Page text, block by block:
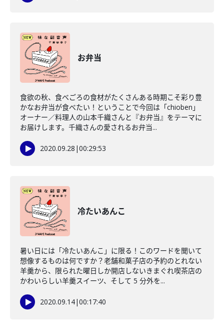
お弁当
食欲の秋、食べごろの食材がたくさんある時期こそ彩り豊
かなお弁当が食べたい！ということで今回は「chioben」
オーナー／料理人の山本千織さんと『お弁当』をテーマに
お届けします。千織さんの愛されるお弁当...
2020.09.28 |00:29:53
冷たいあんこ
暑い日には「冷たいあんこ」に限る！このワードを聞いて
想像するものは何ですか？老舗和菓子店の予約のとれない
羊羹から、限られた曜日しか開店しないきまぐれ喫茶店の
かわいらしい羊羹スイーツ、そして 5 分外を...
2020.09.14|00:17:40